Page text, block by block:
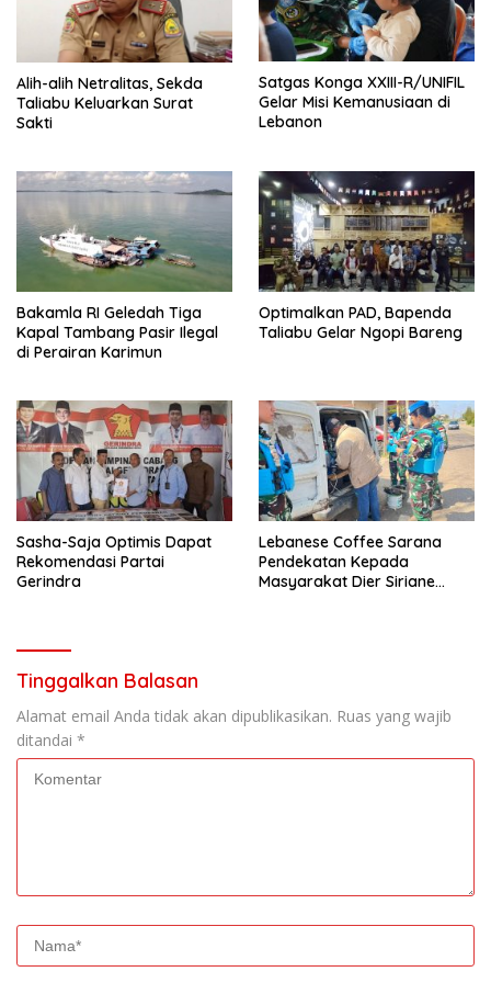
Alih-alih Netralitas, Sekda
Taliabu Keluarkan Surat
Sakti
Satgas Konga XXIII-R/UNIFIL
Gelar Misi Kemanusiaan di
Lebanon
Bakamla RI Geledah Tiga
Kapal Tambang Pasir Ilegal
di Perairan Karimun
Optimalkan PAD, Bapenda
Taliabu Gelar Ngopi Bareng
Sasha-Saja Optimis Dapat
Rekomendasi Partai
Gerindra
Lebanese Coffee Sarana
Pendekatan Kepada
Masyarakat Dier Siriane
Tinggalkan Balasan
Alamat email Anda tidak akan dipublikasikan. Ruas yang wajib
ditandai *